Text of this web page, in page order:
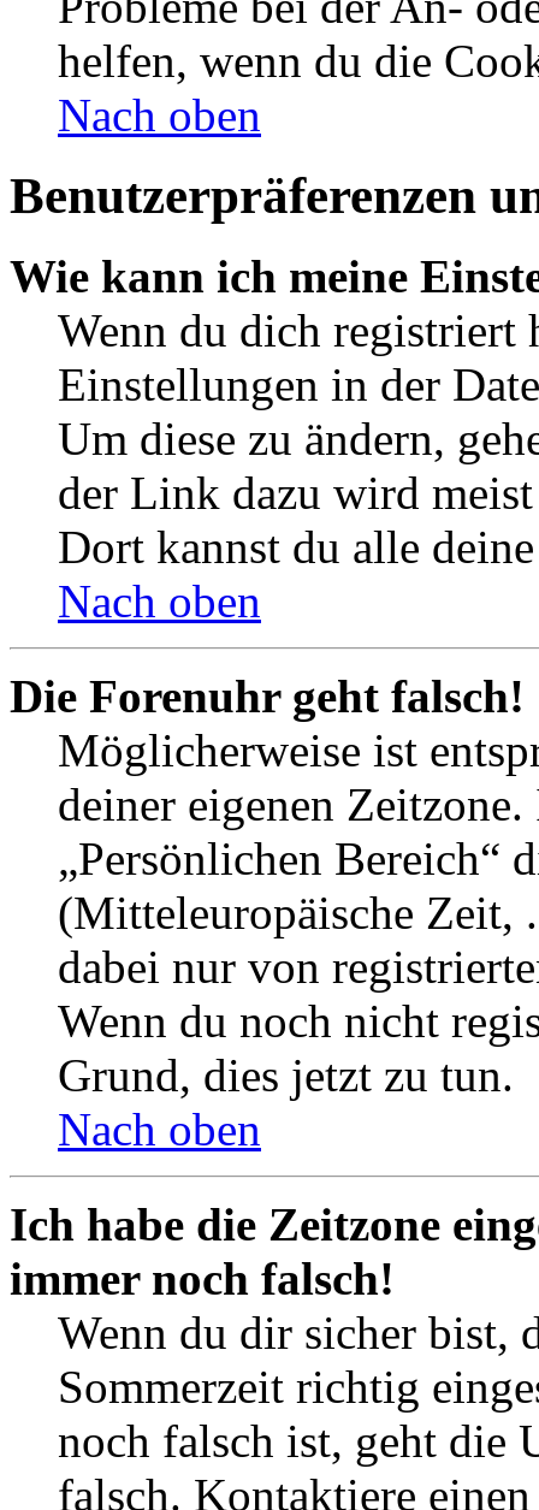
helfen, wenn du die
Nach oben
Benutzerpräferenzen
Wie kann ich meine
Wenn du dich registriert
Einstellungen in der
Um diese zu ändern,
der Link dazu wird
Dort kannst du alle
Nach oben
Die Forenuhr geht falsch!
Möglicherweise ist
deiner eigenen
„Persönlichen Bereich“
(Mitteleuropäische Zeit,
dabei nur von
Wenn du noch nicht
Grund, dies jetzt zu tun.
Nach oben
Ich habe die Zeitzone
immer noch falsch!
Wenn du dir sicher bist,
Sommerzeit richtig
noch falsch ist, geht die
falsch. Kontaktiere